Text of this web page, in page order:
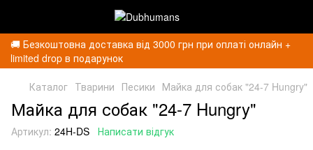
🚚 Безкоштовна доставка від 3000 грн при оплаті онлайн +
limited drop в подарунок
Каталог Тварини Песики Майка для собак "24-7 Hungry"
Майка для собак "24-7 Hungry"
Артикул: 24H-DS Написати відгук